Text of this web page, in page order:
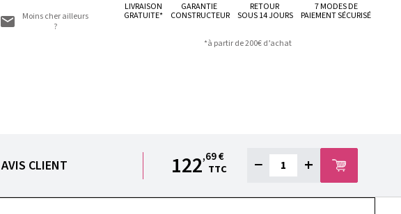
Moins cher ailleurs
?
LIVRAISON
GRATUITE*
GARANTIE
CONSTRUCTEUR
RETOUR
SOUS 14 JOURS
7 MODES DE
PAIEMENT SÉCURISÉ
*à partir de 200€ d’achat
AVIS CLIENT 122,69 €
TTC
− +